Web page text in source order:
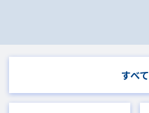
すべて